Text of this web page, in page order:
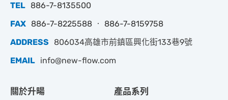
TEL 886-7-8135500
FAX 886-7-8225588 ‧ 886-7-8159758
ADDRESS
806034高雄市前鎮區興化街133巷9號
EMAIL info@new-flow.com
關於升暘 產品系列